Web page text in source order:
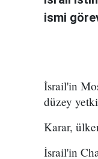
ismi
İsrail'in
düzey
Karar,
İsrail'in